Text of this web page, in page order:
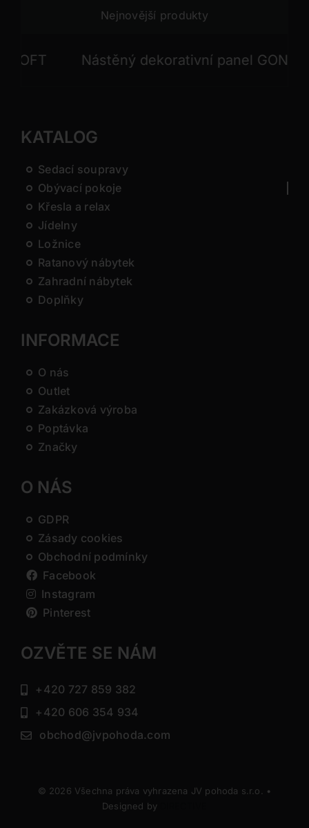
Nejnovější produkty
Nástěný dekorativní panel GONG
KATALOG
Sedací soupravy
Obývací pokoje
Křesla a relax
Jídelny
Ložnice
Ratanový nábytek
Zahradní nábytek
Doplňky
INFORMACE
O nás
Outlet
Zakázková výroba
Poptávka
Značky
O NÁS
GDPR
Zásady cookies
Obchodní podmínky
Facebook
Instagram
Pinterest
OZVĚTE SE NÁM
+420 727 859 382
+420 606 354 934
obchod@jvpohoda.com
© 2026 Všechna práva vyhrazena JV pohoda s.r.o. •
Designed by